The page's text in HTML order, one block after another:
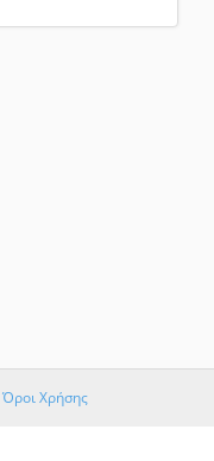
Όροι Χρήσης